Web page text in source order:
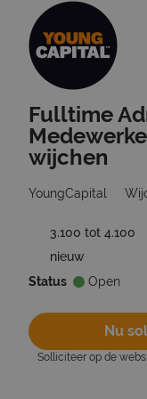
Fulltime
wijchen
YoungCapital
3.100 tot 4.100
nieuw
Status
Open
Nu
Solliciteer op de